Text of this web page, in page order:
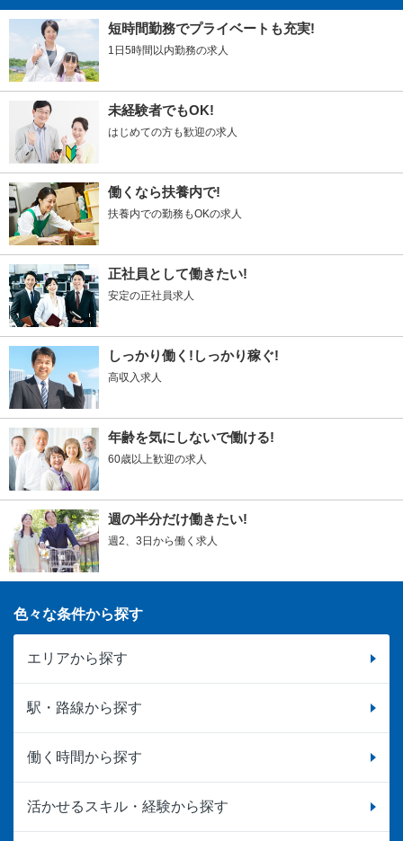
短時間勤務でプライベートも充実!
1日5時間以内勤務の求人
未経験者でもOK!
はじめての方も歓迎の求人
働くなら扶養内で!
扶養内での勤務もOKの求人
正社員として働きたい!
安定の正社員求人
しっかり働く!しっかり稼ぐ!
高収入求人
年齢を気にしないで働ける!
60歳以上歓迎の求人
週の半分だけ働きたい!
週2、3日から働く求人
色々な条件から探す
エリアから探す
駅・路線から探す
働く時間から探す
活かせるスキル・経験から探す